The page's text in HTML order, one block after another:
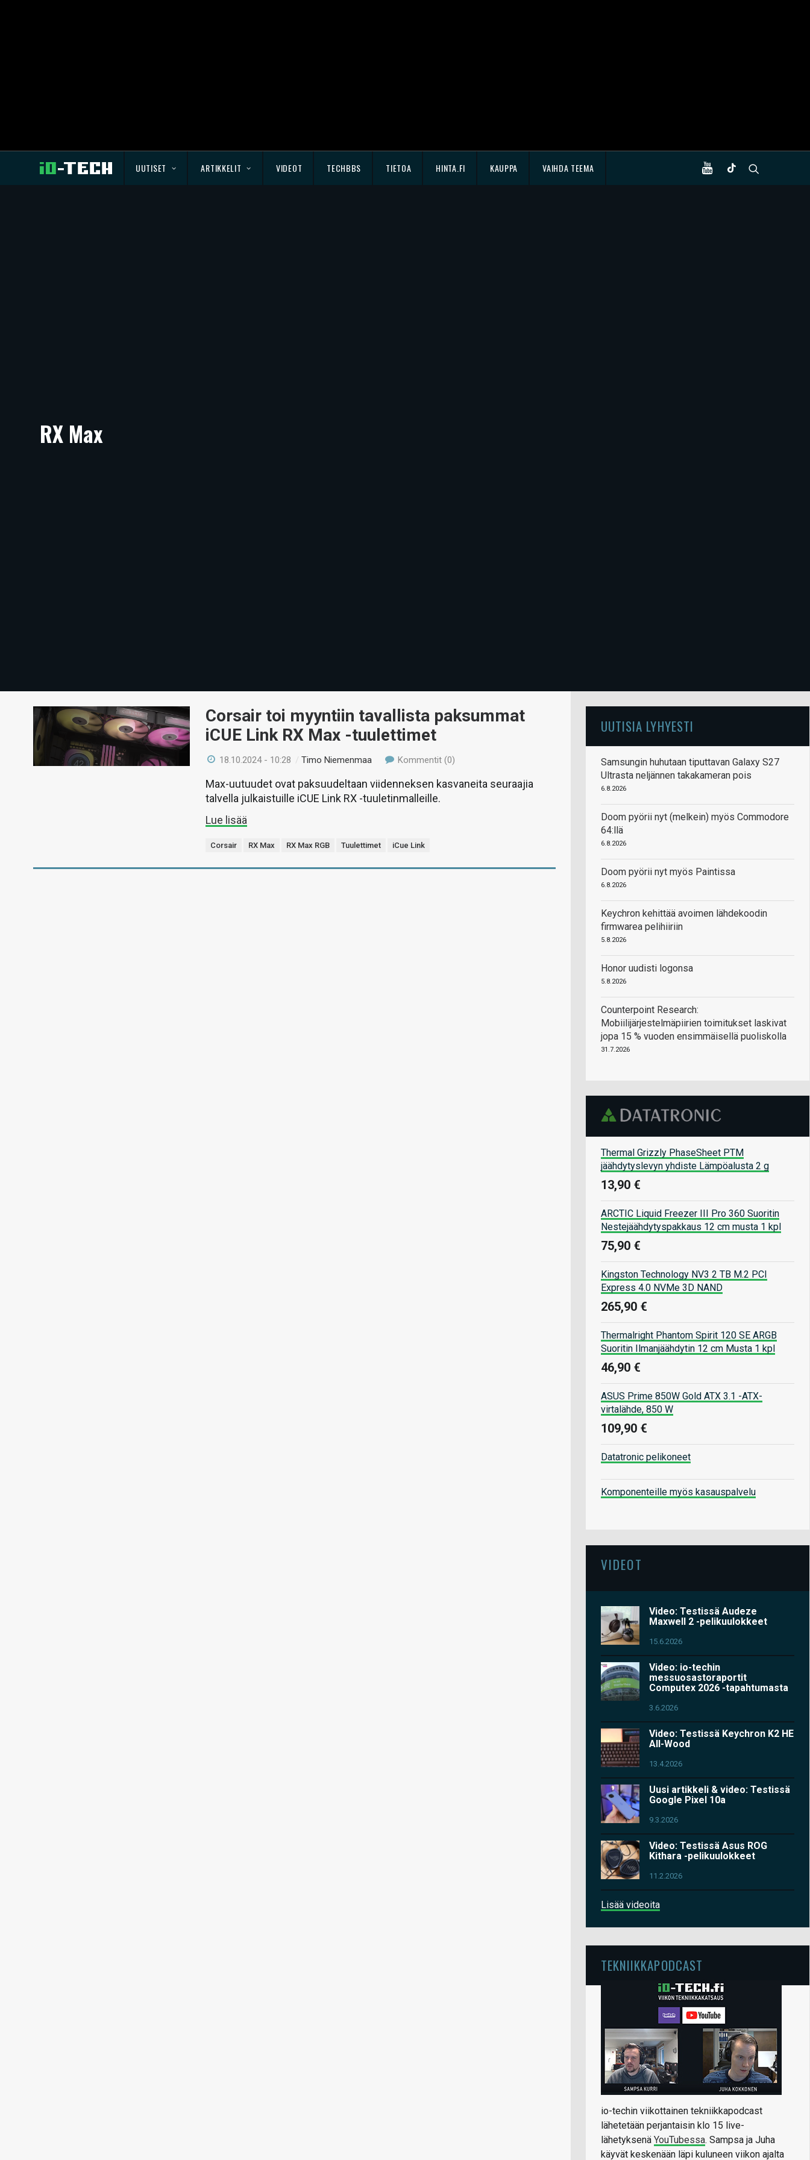
UUTISET ARTIKKELIT VIDEOT TECHBBS TIETOA HINTA.FI KAUPPA VAIHDA TEEMA
RX Max
Corsair toi myyntiin tavallista paksummat
iCUE Link RX Max -tuulettimet
18.10.2024 - 10:28 /Timo Niemenmaa Kommentit (0)
Max-uutuudet ovat paksuudeltaan viidenneksen kasvaneita seuraajia
talvella julkaistuille iCUE Link RX -tuuletinmalleille.
Lue lisää
Corsair RX Max RX Max RGB Tuulettimet iCue Link
UUTISIA LYHYESTI
Samsungin huhutaan tiputtavan Galaxy S27
Ultrasta neljännen takakameran pois
6.8.2026
Doom pyörii nyt (melkein) myös Commodore
64:llä
6.8.2026
Doom pyörii nyt myös Paintissa
6.8.2026
Keychron kehittää avoimen lähdekoodin
firmwarea pelihiiriin
5.8.2026
Honor uudisti logonsa
5.8.2026
Counterpoint Research:
Mobiilijärjestelmäpiirien toimitukset laskivat
jopa 15 % vuoden ensimmäisellä puoliskolla
31.7.2026
Thermal Grizzly PhaseSheet PTM
jäähdytyslevyn yhdiste Lämpöalusta 2 g
13,90 €
ARCTIC Liquid Freezer III Pro 360 Suoritin
Nestejäähdytyspakkaus 12 cm musta 1 kpl
75,90 €
Kingston Technology NV3 2 TB M.2 PCI
Express 4.0 NVMe 3D NAND
265,90 €
Thermalright Phantom Spirit 120 SE ARGB
Suoritin Ilmanjäähdytin 12 cm Musta 1 kpl
46,90 €
ASUS Prime 850W Gold ATX 3.1 -ATX-
virtalähde, 850 W
109,90 €
Datatronic pelikoneet
Komponenteille myös kasauspalvelu
VIDEOT
Video: Testissä Audeze
Maxwell 2 -pelikuulokkeet
15.6.2026
Video: io-techin
messuosastoraportit
Computex 2026 -tapahtumasta
3.6.2026
Video: Testissä Keychron K2 HE
All-Wood
13.4.2026
Uusi artikkeli & video: Testissä
Google Pixel 10a
9.3.2026
Video: Testissä Asus ROG
Kithara -pelikuulokkeet
11.2.2026
Lisää videoita
TEKNIIKKAPODCAST
io-techin viikottainen tekniikkapodcast
lähetetään perjantaisin klo 15 live-
lähetyksenä YouTubessa. Sampsa ja Juha
käyvät keskenään läpi kuluneen viikon ajalta